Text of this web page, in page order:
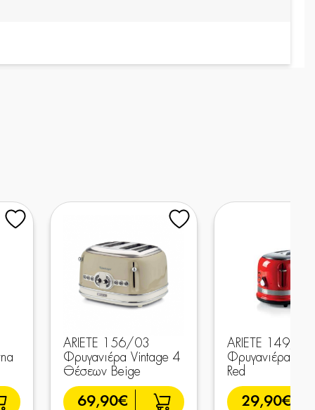
ARIETE 156/03
Φρυγανιέρα Vintage 4
Θέσεων Beige
69,90€
ARIETE 149/10
Φρυγανιέρα
Red
29,90€